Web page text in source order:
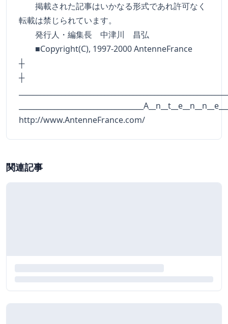
掲載された記事はいかなる形式であれ許可なく
転載は禁じられています。
発行人・編集長 中津川 昌弘
■Copyright(C), 1997-2000 AntenneFrance
┼
http://www.AntenneFrance.com/
関連記事